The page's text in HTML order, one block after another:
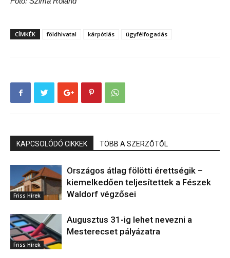
CÍMKÉK földhivatal kárpótlás ügyfélfogadás
KAPCSOLÓDÓ CIKKEK TÖBB A SZERZŐTŐL
Friss Hírek
Országos átlag fölötti érettségik –
kiemelkedően teljesítettek a Fészek
Waldorf végzősei
Friss Hírek
Augusztus 31-ig lehet nevezni a
Mesterecset pályázatra